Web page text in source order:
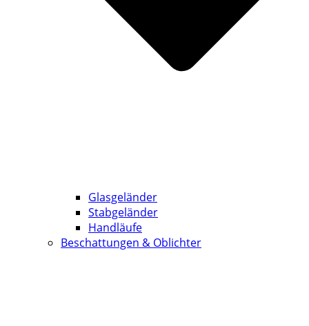
Glasgeländer
Stabgeländer
Handläufe
Beschattungen & Oblichter